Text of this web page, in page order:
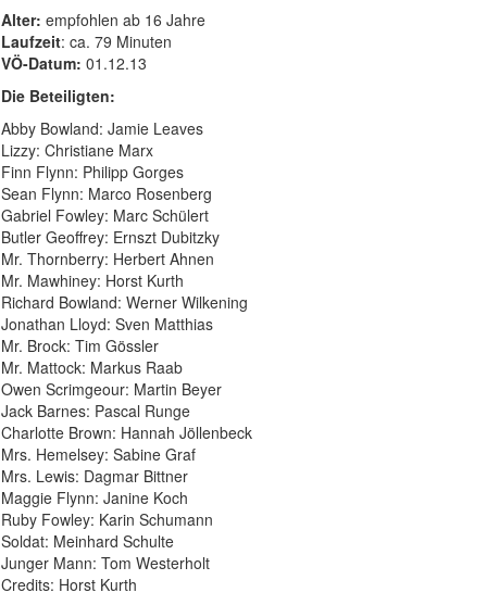
Alter: empfohlen ab 16 Jahre
Laufzeit: ca. 79 Minuten
VÖ-Datum: 01.12.13
Die Beteiligten:
Abby Bowland: Jamie Leaves
Lizzy: Christiane Marx
Finn Flynn: Philipp Gorges
Sean Flynn: Marco Rosenberg
Gabriel Fowley: Marc Schülert
Butler Geoffrey: Ernszt Dubitzky
Mr. Thornberry: Herbert Ahnen
Mr. Mawhiney: Horst Kurth
Richard Bowland: Werner Wilkening
Jonathan Lloyd: Sven Matthias
Mr. Brock: Tim Gössler
Mr. Mattock: Markus Raab
Owen Scrimgeour: Martin Beyer
Jack Barnes: Pascal Runge
Charlotte Brown: Hannah Jöllenbeck
Mrs. Hemelsey: Sabine Graf
Mrs. Lewis: Dagmar Bittner
Maggie Flynn: Janine Koch
Ruby Fowley: Karin Schumann
Soldat: Meinhard Schulte
Junger Mann: Tom Westerholt
Credits: Horst Kurth